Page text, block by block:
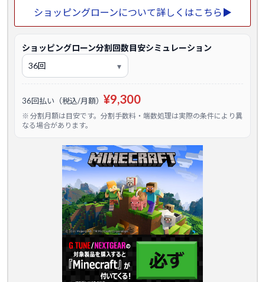
ショッピングローンについて詳しくはこちら▶
ショッピングローン分割回数目安シミュレーション
36回払い（税込/月額） ¥9,300
※ 分割月額は目安です。分割手数料・端数処理は実際の条件により異
なる場合があります。